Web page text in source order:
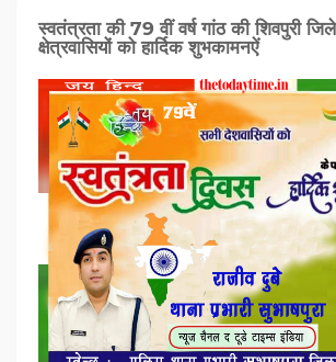
स्वतंत्रता की 79 वीं वर्ष गांठ की शिवपुरी
क्षेत्रवासियों को हार्दिक शुभकामनऐं